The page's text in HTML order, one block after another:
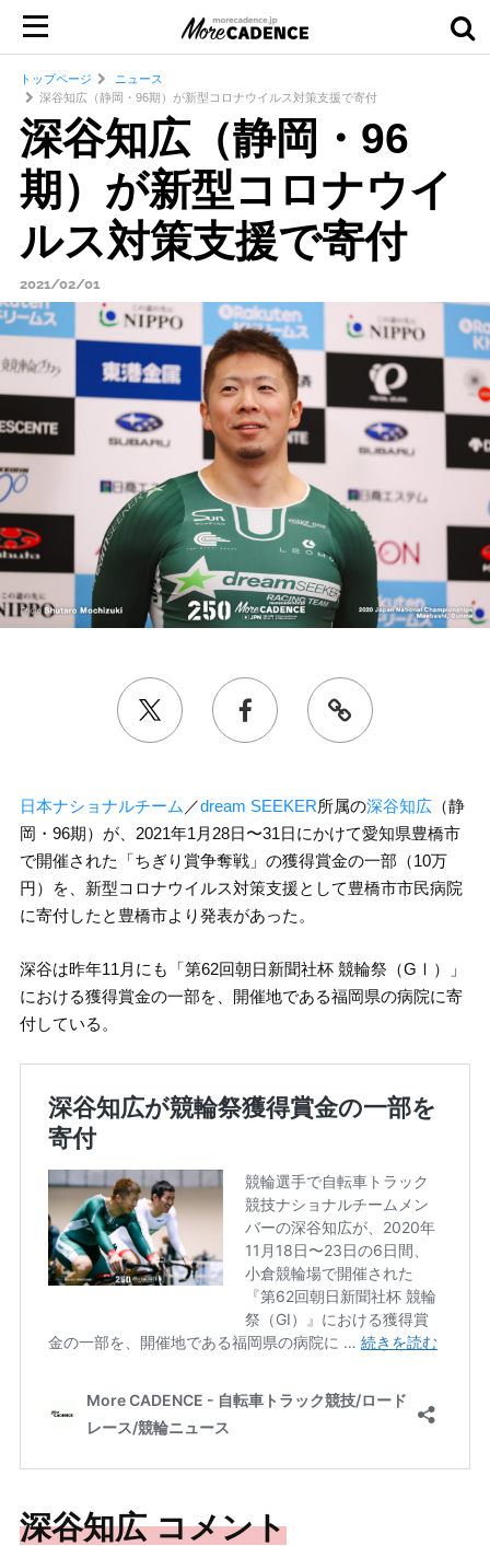
トップページ
ニュース
深谷知広（静岡・96期）が新型コロナウイルス対策支援で寄付
深谷知広（静岡・96
期）が新型コロナウイ
ルス対策支援で寄付
2021/02/01
日本ナショナルチーム ／dream SEEKER所属の深谷知広（静
岡・96期）が、2021年1月28日〜31日にかけて愛知県豊橋市
で開催された「ちぎり賞争奪戦」の獲得賞金の一部（10万
円）を、新型コロナウイルス対策支援として豊橋市市民病院
に寄付したと豊橋市より発表があった。
深谷は昨年11月にも「第62回朝日新聞社杯 競輪祭（GⅠ）」
における獲得賞金の一部を、開催地である福岡県の病院に寄
付している。
深谷知広 コメント